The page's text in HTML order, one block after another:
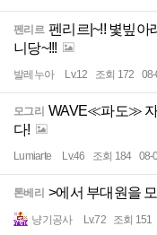
펜리르 펜리르|~!! 볓빞아
니당~!!!
발레누아 Lv.12 조회 172
모그리 WAVE≪파도≫ 자
다!
Lumiarte Lv.46 조회 184 08-
톤베리 >에서 부대원을
냥기공사 Lv.72 조회 151